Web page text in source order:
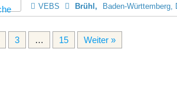
VEBS Brühl Baden-Württemberg,
3 … 15 Weiter »